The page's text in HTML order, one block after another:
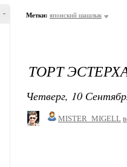
- Метки: японский шашлык
ТОРТ
Четверг, 10
MISTER_MIGELL